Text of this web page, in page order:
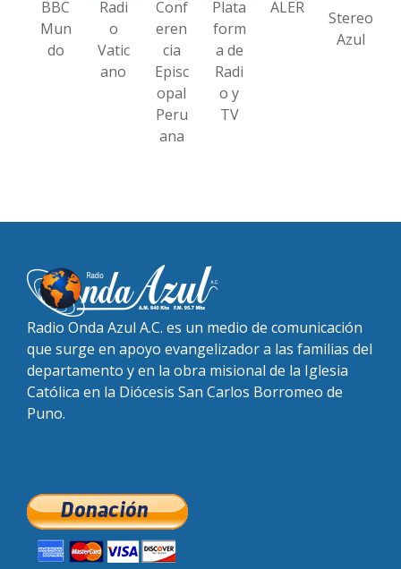
BBC
Mun
do
Radi
o
Vatic
ano
Conf
eren
cia
Episc
opal
Peru
ana
Plata
form
a de
Radi
o y
TV
ALER
Stereo
Azul
Radio Onda Azul A.C. es un medio de comunicación
que surge en apoyo evangelizador a las familias del
departamento y en la obra misional de la Iglesia
Católica en la Diócesis San Carlos Borromeo de
Puno.